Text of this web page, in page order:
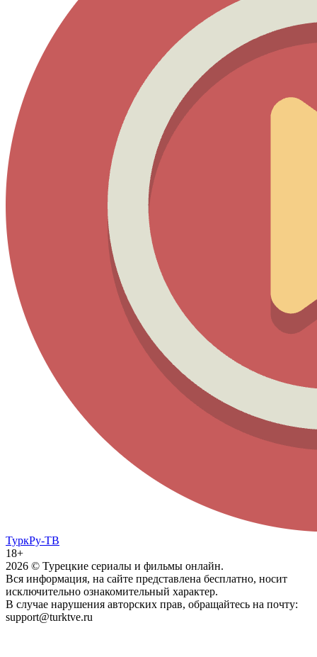
ТуркРу-ТВ
18+
2026 © Турецкие сериалы и фильмы онлайн.
Вся информация, на сайте представлена бесплатно, носит
исключительно ознакомительный характер.
В случае нарушения авторских прав, обращайтесь на почту:
support@turktve.ru